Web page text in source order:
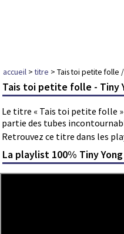
accueil >titre > Tais toi petite folle
Tais toi petite folle - Tiny
Le titre « Tais toi petite folle
partie des tubes
Retrouvez ce titre dans les
La playlist 100% Tiny Yong